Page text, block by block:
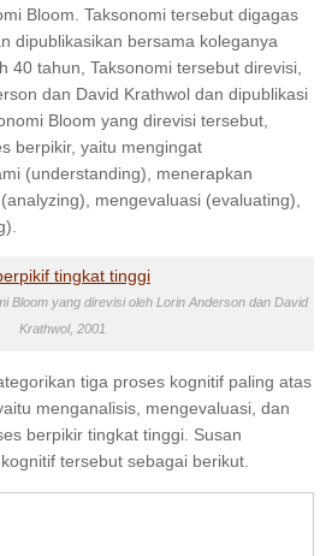
Bloom. Taksonomi tersebut digagas
dipublikasikan bersama koleganya
40 tahun, Taksonomi tersebut direvisi,
dan David Krathwol dan dipublikasi
Bloom yang direvisi tersebut,
berpikir, yaitu mengingat
(understanding), menerapkan
mengevaluasi (evaluating),
Bloom yang direvisi oleh Lorin Anderson dan David
Krathwol, 2001
tiga proses kognitif paling atas
menganalisis, mengevaluasi, dan
berpikir tingkat tinggi. Susan
tersebut sebagai berikut.